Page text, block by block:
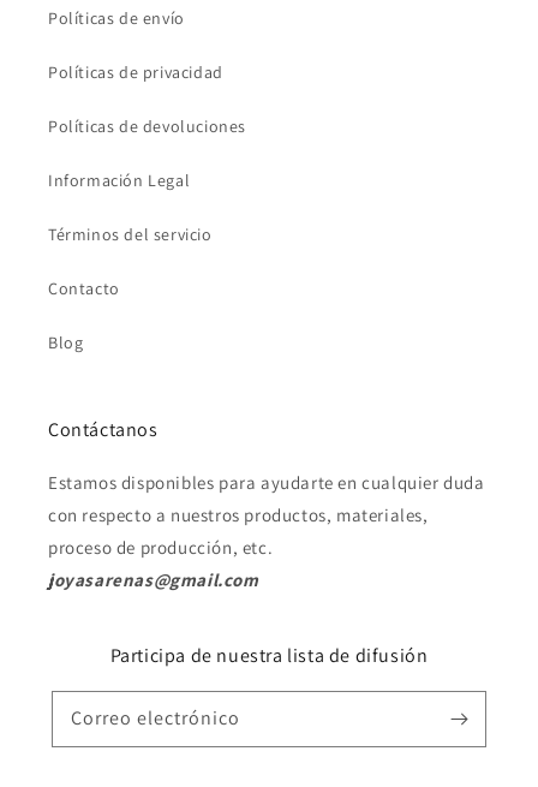
Políticas de envío
Políticas de privacidad
Políticas de devoluciones
Información Legal
Términos del servicio
Contacto
Blog
Contáctanos
Estamos disponibles para ayudarte en cualquier duda
con respecto a nuestros productos, materiales,
proceso de producción, etc.
joyasarenas@gmail.com
Participa de nuestra lista de difusión
Correo electrónico